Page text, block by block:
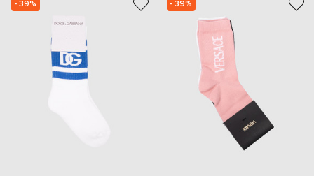
- 39% - 39%